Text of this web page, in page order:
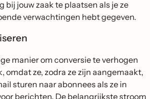
bij jouw zaak te plaatsen als je ze
verwachtingen hebt gegeven.
manier om conversie te verhogen
omdat ze, zodra ze zijn aangemaakt,
sturen naar abonnees als ze in
berichten. De belangrijkste stroom